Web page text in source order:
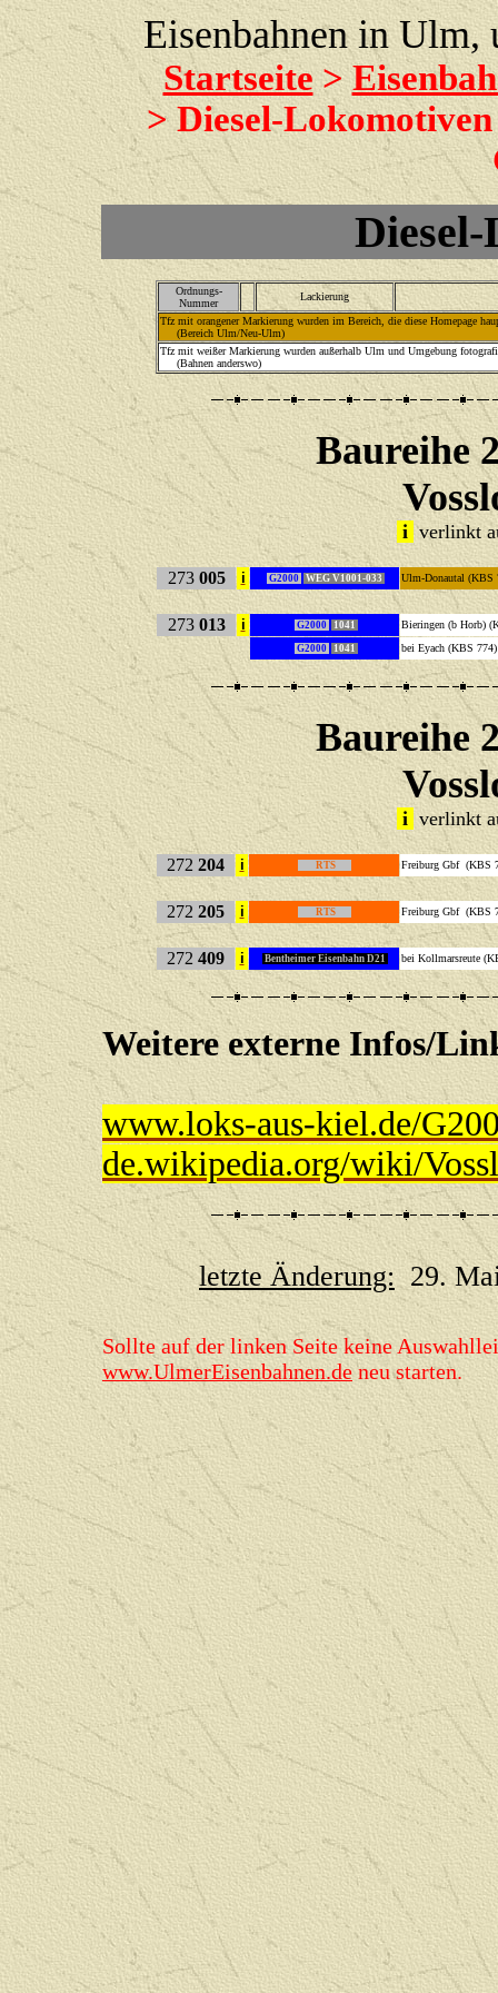
Eisenbahnen in
Startseite>
> Diesel-
Ordnungs-
Nummer
Lackierung
Tfz mit orangener Markierung wurden im Bereich, die diese Homepage
(Bereich Ulm/Neu-Ulm)
Tfz mit weißer Markierung wurden außerhalb Ulm und Umgebung
(Bahnen anderswo)
Baureihe
i verlinkt
273 005 i G2000 WEG V1001-033 Ulm-Donautal
273 013 i G2000 1041 Bieringen (b
G2000 1041 bei Eyach (KBS
Baureihe
i verlinkt
272 204 i RTS Freiburg Gbf
272 205 i RTS Freiburg Gbf
272 409 i Bentheimer Eisenbahn D21 bei
Weitere externe
www.loks-aus-kiel.de/
de.wikipedia.org/wiki/
letzte Änderung:29.
Sollte auf der linken Seite keine
www.UlmerEisenbahnen.deneu starten.